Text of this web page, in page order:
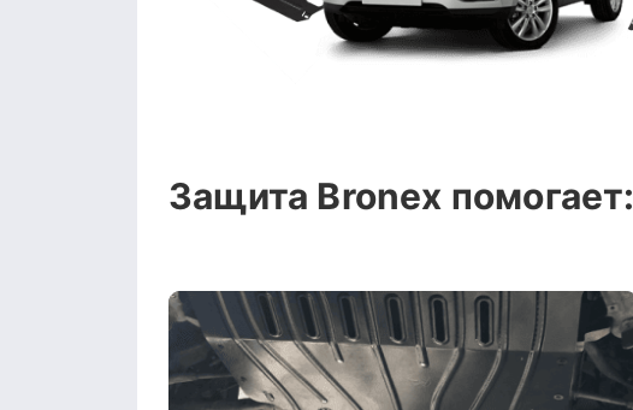
Защита Bronex помогает: